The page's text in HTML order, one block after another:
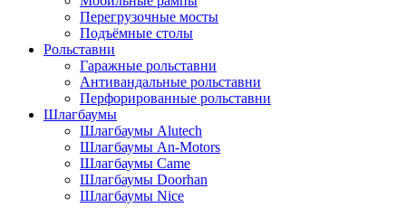
Перегрузочные мосты
Подъёмные столы
Рольставни
Гаражные рольставни
Антивандальные рольставни
Перфорированные рольставни
Шлагбаумы
Шлагбаумы Alutech
Шлагбаумы An-Motors
Шлагбаумы Came
Шлагбаумы Doorhan
Шлагбаумы Nice